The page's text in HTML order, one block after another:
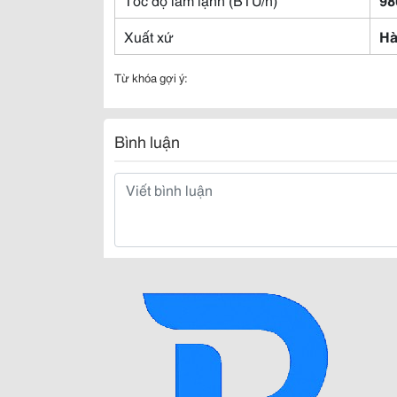
Xuất xứ
Từ khóa gợi ý:
Bình luận